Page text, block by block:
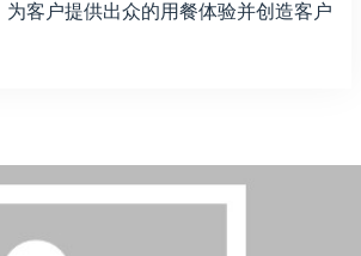
为客户提供出众的用餐体验并创造客户